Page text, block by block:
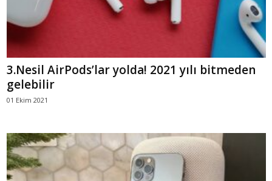
3.Nesil AirPods’lar yolda! 2021 yılı bitmeden
gelebilir
01 Ekim 2021